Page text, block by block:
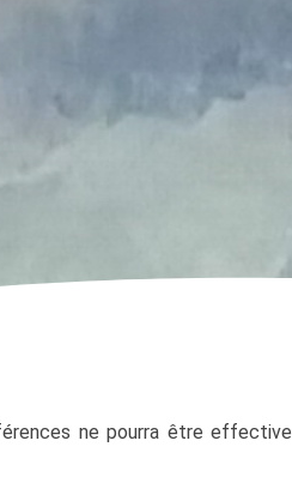
ne pourra être effective